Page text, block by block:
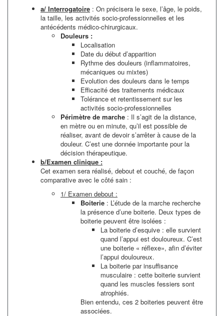
a/ Interrogatoire : On précisera le sexe, l’âge, le poids,
la taille, les activités socio-professionnelles et les
antécédents médico-chirurgicaux.
Douleurs :
Localisation
Date du début d’apparition
Rythme des douleurs (inflammatoires,
mécaniques ou mixtes)
Evolution des douleurs dans le temps
Efficacité des traitements médicaux
Tolérance et retentissement sur les
activités socio-professionnelles
Périmètre de marche : Il s’agit de la distance,
en mètre ou en minute, qu’il est possible de
réaliser, avant de devoir s’arrêter à cause de la
douleur. C’est une donnée importante pour la
décision thérapeutique.
b/Examen clinique :
Cet examen sera réalisé, debout et couché, de façon
comparative avec le côté sain :
1/ Examen debout :
Boiterie : L’étude de la marche recherche
la présence d’une boiterie. Deux types de
boiterie peuvent être isolées :
La boiterie d’esquive : elle survient
quand l’appui est douloureux. C’est
une boiterie « réflexe», afin d’éviter
l’appui douloureux.
La boiterie par insuffisance
musculaire : cette boiterie survient
quand les muscles fessiers sont
atrophiés.
Bien entendu, ces 2 boiteries peuvent être
associées.